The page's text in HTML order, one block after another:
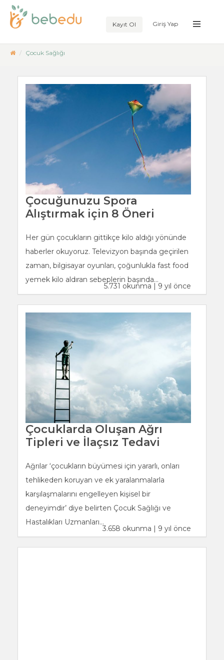
Kayıt Ol Giriş Yap
Çocuk Sağlığı
Çocuğunuzu Spora
Alıştırmak için 8 Öneri
Her gün çocukların gittikçe kilo aldığı yönünde
haberler okuyoruz. Televizyon başında geçirilen
zaman, bilgisayar oyunları, çoğunlukla fast food
yemek kilo aldıran sebeplerin başında...
5.731 okunma | 9 yıl önce
Çocuklarda Oluşan Ağrı
Tipleri ve İlaçsız Tedavi
Ağrılar ‘çocukların büyümesi için yararlı, onları
tehlikeden koruyan ve ek yaralanmalarla
karşılaşmalarını engelleyen kişisel bir
deneyimdir’ diye belirten Çocuk Sağlığı ve
Hastalıkları Uzmanları...
3.658 okunma | 9 yıl önce